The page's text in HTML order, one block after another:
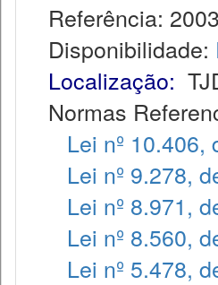
Referência:
Disponibilidade:
Localização:
Normas
Lei nº
Lei nº 9.278,
Lei nº 8.971,
Lei nº 8.560,
Lei nº 5.478,